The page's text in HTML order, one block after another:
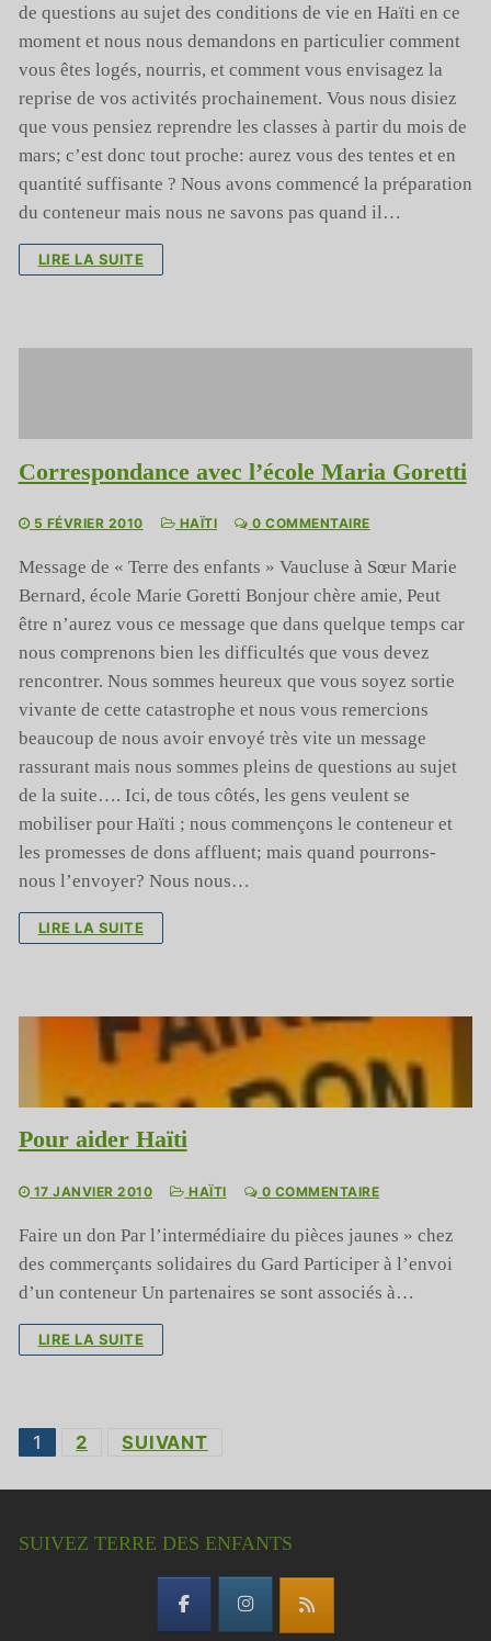
de questions au sujet des conditions de vie en Haïti en ce
moment et nous nous demandons en particulier comment
vous êtes logés, nourris, et comment vous envisagez la
reprise de vos activités prochainement. Vous nous disiez
que vous pensiez reprendre les classes à partir du mois de
mars; c’est donc tout proche: aurez vous des tentes et en
quantité suffisante ? Nous avons commencé la préparation
du conteneur mais nous ne savons pas quand il…
LIRE LA SUITE
Correspondance avec l’école Maria Goretti
5 FÉVRIER 2010 HAÏTI 0 COMMENTAIRE
Message de « Terre des enfants » Vaucluse à Sœur Marie
Bernard, école Marie Goretti Bonjour chère amie, Peut
être n’aurez vous ce message que dans quelque temps car
nous comprenons bien les difficultés que vous devez
rencontrer. Nous sommes heureux que vous soyez sortie
vivante de cette catastrophe et nous vous remercions
beaucoup de nous avoir envoyé très vite un message
rassurant mais nous sommes pleins de questions au sujet
de la suite…. Ici, de tous côtés, les gens veulent se
mobiliser pour Haïti ; nous commençons le conteneur et
les promesses de dons affluent; mais quand pourrons-
nous l’envoyer? Nous nous…
LIRE LA SUITE
Pour aider Haïti
17 JANVIER 2010 HAÏTI 0 COMMENTAIRE
Faire un don Par l’intermédiaire du pièces jaunes » chez
des commerçants solidaires du Gard Participer à l’envoi
d’un conteneur Un partenaires se sont associés à…
LIRE LA SUITE
Pagination
publications
1 2 SUIVANT
SUIVEZ TERRE DES ENFANTS